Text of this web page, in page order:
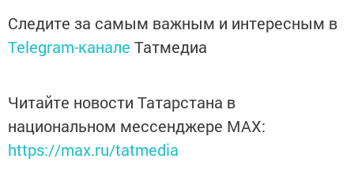
Следите за самым важным и интересным в
Telegram-канале Татмедиа
Читайте новости Татарстана в
национальном мессенджере MАХ:
https://max.ru/tatmedia